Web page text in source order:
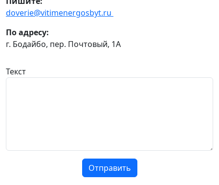
doverie@vitimenergosbyt.ru
По адресу:
г. Бодайбо, пер. Почтовый, 1А
Текст
Отправить